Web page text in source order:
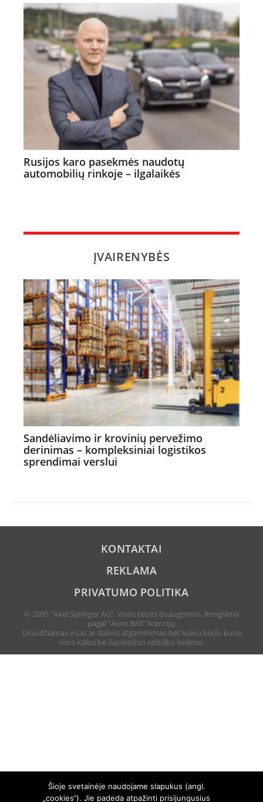
Rusijos karo pasekmės naudotų
automobilių rinkoje – ilgalaikės
ĮVAIRENYBĖS
Sandėliavimo ir krovinių pervežimo
derinimas – kompleksiniai logistikos
sprendimai verslui
KONTAKTAI
REKLAMA
PRIVATUMO POLITIKA
© 2005 "Axel Springer AG". Visos teisės išsaugomos. Rengiama
pagal "Auto Bild" licenciją.
Draudžiamas visas ar dalinis atgaminimas bet kokiu būdu kuria
nors kalba be išankstinio raštiško leidimo.
Šioje svetainėje naudojame slapukus (angl.
„cookies“). Jie padeda atpažinti prisijungusius